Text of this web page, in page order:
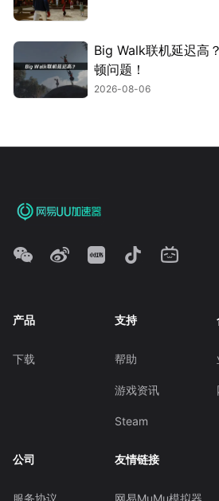
Big Walk联机延迟高
顿问题！
2026-08-06
产品
下载
支持
帮助
游戏资讯
Steam
公司
服务协议
友情链接
网易MuMu模拟器